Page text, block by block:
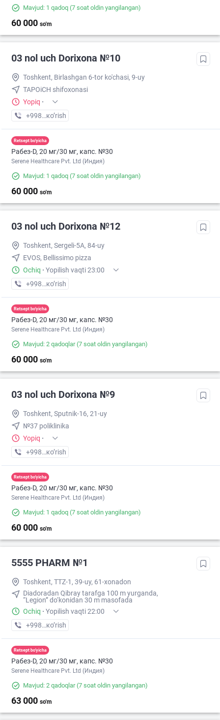
Mavjud: 1 qadoq (7 soat oldin yangilangan)
60 000 so'm
03 nol uch Dorixona №10
Toshkent, Birlashgan 6-tor ko'chasi, 9-uy
TAPOiCH shifoxonasi
Yopiq ·
+998 (99) XXX-XX-XX
кo’rish
Retsept bo'yicha
Рабез-D, 20 мг/30 мг, капс. №30
Serene Healthcare Pvt. Ltd (Индия)
Mavjud: 1 qadoq (7 soat oldin yangilangan)
60 000 so'm
03 nol uch Dorixona №12
Toshkent, Sergeli-5A, 84-uy
EVOS, Bellissimo pizza
Ochiq · Yopilish vaqti 23:00
+998 (93) XXX-XX-XX
кo’rish
Retsept bo'yicha
Рабез-D, 20 мг/30 мг, капс. №30
Serene Healthcare Pvt. Ltd (Индия)
Mavjud: 2 qadoqlar(7 soat oldin yangilangan)
60 000 so'm
03 nol uch Dorixona №9
Toshkent, Sputnik-16, 21-uy
№37 poliklinika
Yopiq ·
+998 (77) XXX-XX-XX
кo’rish
Retsept bo'yicha
Рабез-D, 20 мг/30 мг, капс. №30
Serene Healthcare Pvt. Ltd (Индия)
Mavjud: 1 qadoq (7 soat oldin yangilangan)
60 000 so'm
5555 PHARM №1
Toshkent, TTZ-1, 39-uy, 61-xonadon
Diadoradan Qibray tarafga 100 m yurganda,
“Legion” do‘konidan 30 m masofada
Ochiq · Yopilish vaqti 22:00
+998 (71) XXX-XX-XX
кo’rish
Retsept bo'yicha
Рабез-D, 20 мг/30 мг, капс. №30
Serene Healthcare Pvt. Ltd (Индия)
Mavjud: 2 qadoqlar(7 soat oldin yangilangan)
63 000 so'm